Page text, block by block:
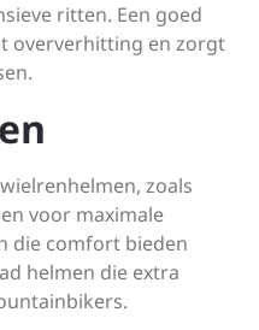
ritten. Een goed
oververhitting en zorgt
zoals
voor maximale
die comfort bieden
helmen die extra